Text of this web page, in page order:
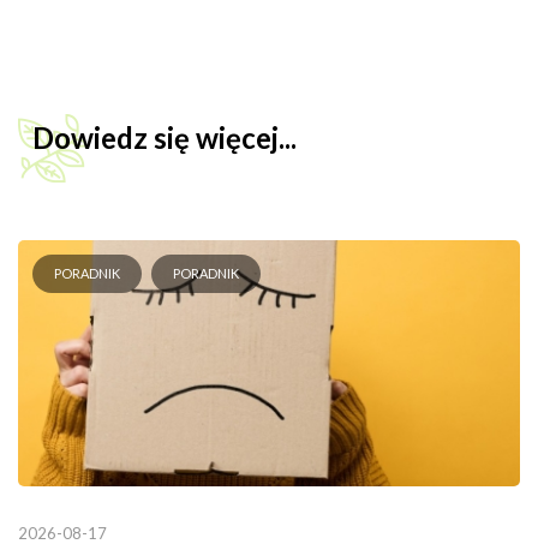
Dowiedz się więcej...
PORADNIK PORADNIK
2026-08-17